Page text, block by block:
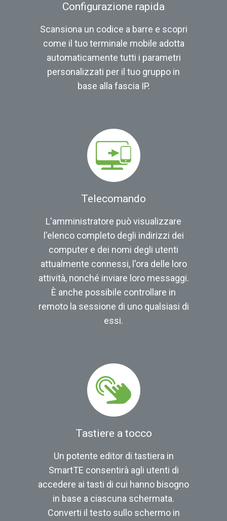
Configurazione rapida
Scansiona un codice a barre e scopri
come il tuo terminale mobile adotta
automaticamente tutti i parametri
personalizzati per il tuo gruppo in
base alla fascia IP.
Telecomando
L'amministratore può visualizzare
l'elenco completo degli indirizzi dei
computer e dei nomi degli utenti
attualmente connessi, l'ora delle loro
attività, nonché inviare loro messaggi.
È anche possibile controllare in
remoto la sessione di uno qualsiasi di
essi.
Tastiere a tocco
Un potente editor di tastiera in
SmartTE consentirà agli utenti di
accedere ai tasti di cui hanno bisogno
in base a ciascuna schermata.
Converti il testo sullo schermo in